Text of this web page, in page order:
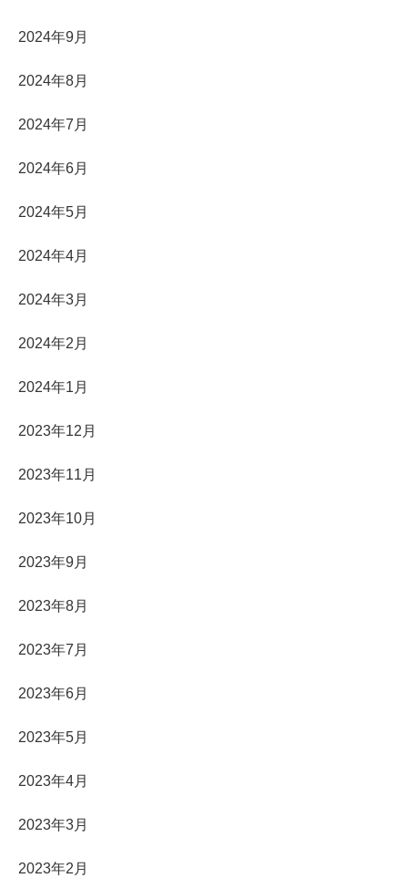
2024年9月
2024年8月
2024年7月
2024年6月
2024年5月
2024年4月
2024年3月
2024年2月
2024年1月
2023年12月
2023年11月
2023年10月
2023年9月
2023年8月
2023年7月
2023年6月
2023年5月
2023年4月
2023年3月
2023年2月